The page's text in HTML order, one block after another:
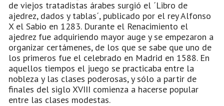
de viejos tratadistas árabes surgió el ´Libro de
ajedrez, dados y tablas´, publicado por el rey Alfonso
X el Sabio en 1283. Durante el Renacimiento el
ajedrez fue adquiriendo mayor auge y se empezaron a
organizar certámenes, de los que se sabe que uno de
los primeros fue el celebrado en Madrid en 1588. En
aquellos tiempos el juego se practicaba entre la
nobleza y las clases poderosas, y sólo a partir de
finales del siglo XVIII comienza a hacerse popular
entre las clases modestas.